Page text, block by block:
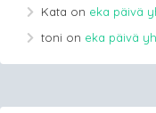
Kata on eka päivä
toni on eka päivä